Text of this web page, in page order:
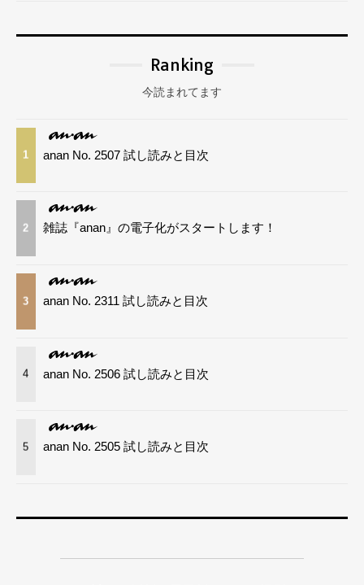
Ranking
今読まれてます
1 anan No. 2507 試し読みと目次
2 雑誌『anan』の電子化がスタートします！
3 anan No. 2311 試し読みと目次
4 anan No. 2506 試し読みと目次
5 anan No. 2505 試し読みと目次